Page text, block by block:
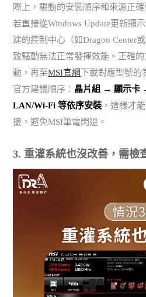
際上，驅動的安裝順序和來源正
若直接從Windows Update更新顯
建的控制中心（如Dragon Center
致驅動無法正常發揮效能。正確
動，再至MSI官網 下載對應型號
官方建議順序： 晶片組 → 顯示卡
LAN/Wi-Fi 等依序安裝 ，這樣才
擾，避免MSI筆電閃退。
3. 重灌系統也沒改善，需檢